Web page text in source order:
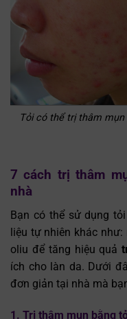
Tỏi có thể trị thâm
7 cách trị thâm
nhà
Bạn có thể sử dụng
liệu tự nhiên khác như:
oliu để tăng hiệu quả
ích cho làn da. Dưới
đơn giản tại nhà mà
1. Trị thâm mụn bằng